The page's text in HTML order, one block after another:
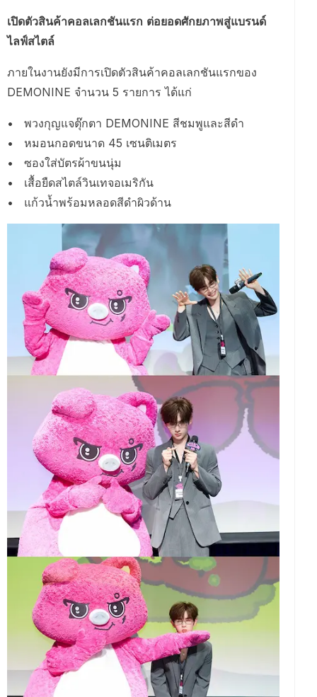
เปิดตัวสินค้าคอลเลกชันแรก ต่อยอดศักยภาพสู่แบรนด์
ไลฟ์สไตล์
ภายในงานยังมีการเปิดตัวสินค้าคอลเลกชันแรกของ
DEMONINE จำนวน 5 รายการ ได้แก่
• พวงกุญแจตุ๊กตา DEMONINE สีชมพูและสีดำ
• หมอนกอดขนาด 45 เซนติเมตร
• ซองใส่บัตรผ้าขนนุ่ม
• เสื้อยืดสไตล์วินเทจอเมริกัน
• แก้วน้ำพร้อมหลอดสีดำผิวด้าน